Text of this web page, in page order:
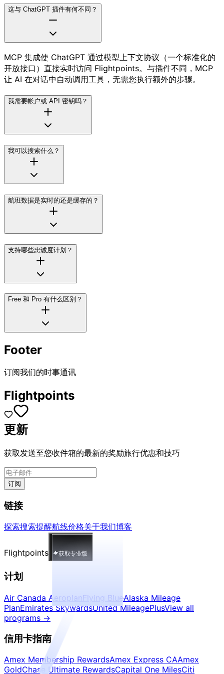
这与 ChatGPT 插件有何不同？
MCP 集成使 ChatGPT 通过模型上下文协议（一个标准化的
开放接口）直接实时访问 Flightpoints。与插件不同，MCP
让 AI 在对话中自动调用工具，无需您执行额外的步骤。
我需要帐户或 API 密钥吗？
我可以搜索什么？
航班数据是实时的还是缓存的？
支持哪些忠诚度计划？
Free 和 Pro 有什么区别？
Footer
订阅我们的时事通讯
Flightpoints
更新
获取发送至您收件箱的最新的奖励旅行优惠和技巧
订阅
链接
探索搜索提醒航线价格关于我们博客
Flightpoints 获取专业版
计划
Air Canada AeroplanFlying BlueAlaska Mileage
PlanEmirates SkywardsUnited MileagePlusView all
programs →
信用卡指南
Amex Membership RewardsAmex Express CAAmex
GoldChase Ultimate RewardsCapital One MilesCiti